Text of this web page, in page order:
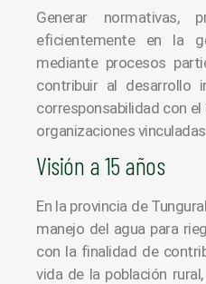
Generar normativas,
eficientemente en la
mediante procesos
contribuir al desarrollo
corresponsabilidad con
organizaciones
Visión a 15 años
En la provincia de
manejo del agua para
con la finalidad de
vida de la población